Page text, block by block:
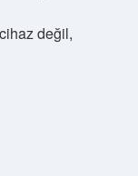
değil,